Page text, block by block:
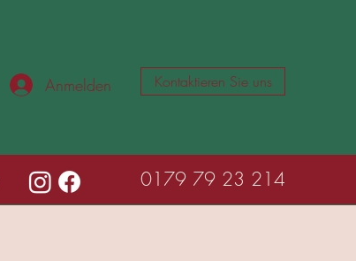
Anmelden Kontaktieren Sie uns
0179 79 23 214